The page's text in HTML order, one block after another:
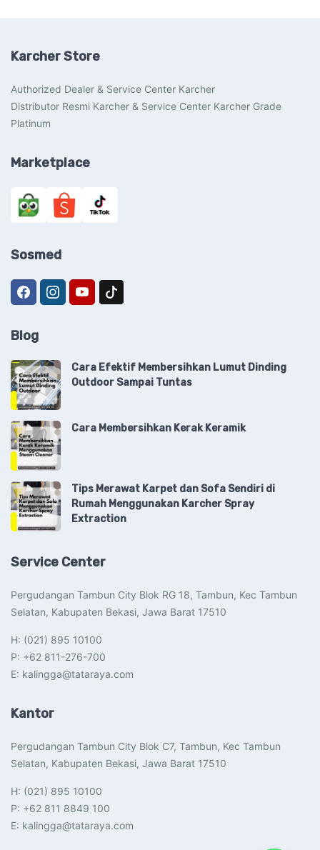
Karcher Store
Authorized Dealer & Service Center Karcher
Distributor Resmi Karcher & Service Center Karcher Grade
Platinum
Marketplace
Sosmed
Blog
Cara Efektif Membersihkan Lumut Dinding
Outdoor Sampai Tuntas
Cara Membersihkan Kerak Keramik
Tips Merawat Karpet dan Sofa Sendiri di
Rumah Menggunakan Karcher Spray
Extraction
Service Center
Pergudangan Tambun City Blok RG 18, Tambun, Kec Tambun
Selatan, Kabupaten Bekasi, Jawa Barat 17510​
H: (021) 895 10100
P: +62 811-276-700
E: kalingga@tataraya.com
Kantor
Pergudangan Tambun City Blok C7, Tambun, Kec Tambun
Selatan, Kabupaten Bekasi, Jawa Barat 17510​
H: (021) 895 10100
P: +62 811 8849 100
E: kalingga@tataraya.com